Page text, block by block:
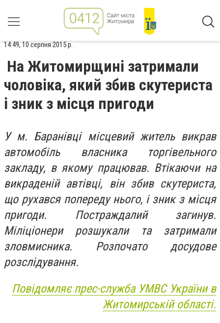
14:49, 10 серпня 2015 р.
На Житомирщині затримали
чоловіка, який збив скутериста
і зник з місця пригоди
У м. Баранівці місцевий житель викрав
автомобіль власника торгівельного
закладу, в якому працював. Втікаючи на
викраденій автівці, він збив скутериста,
що рухався попереду нього, і зник з місця
пригоди. Постраждалий загинув.
Міліціонери розшукали та затримали
зловмисника. Розпочато досудове
розслідування.
Повідомляє прес-служба УМВС України в
Житомирській області.